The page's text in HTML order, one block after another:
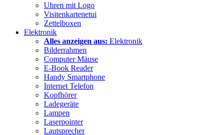
Uhren mit Logo
Visitenkartenetui
Zettelboxen
Elektronik
Alles anzeigen aus: Elektronik
Bilderrahmen
Computer Mäuse
E-Book Reader
Handy Smartphone
Internet Telefon
Kopfhörer
Ladegeräte
Lampen
Laserpointer
Lautsprecher